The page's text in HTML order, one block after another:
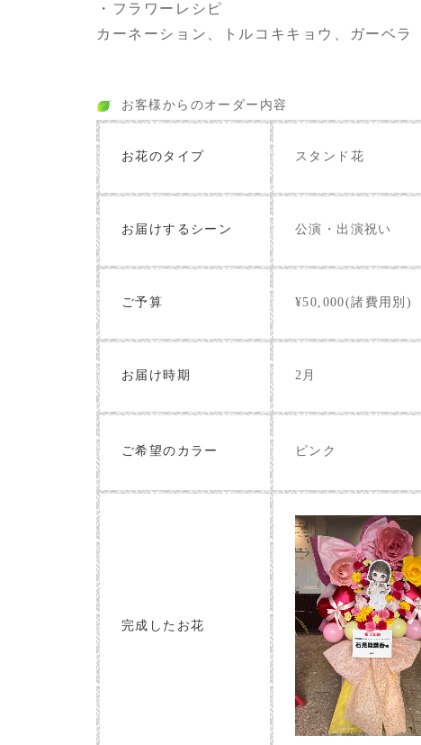
・フラワーレシピ
カーネーション、トルコキキョウ、ガーベラ
お客様からのオーダー内容
お花のタイプ スタンド花
お届けするシーン 公演・出演祝い
ご予算 ¥50,000(諸費用別)
お届け時期 2月
ご希望のカラー ピンク
完成したお花